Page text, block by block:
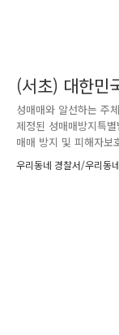
(서초) 대한민
매 근절!
성매매와 알선하는 주
제정된 성매매방지특
매매 방지 및 피해자
성매매 수법은 날로 은
과 경로는 '2016년 성
우리동네 경찰서/우리동